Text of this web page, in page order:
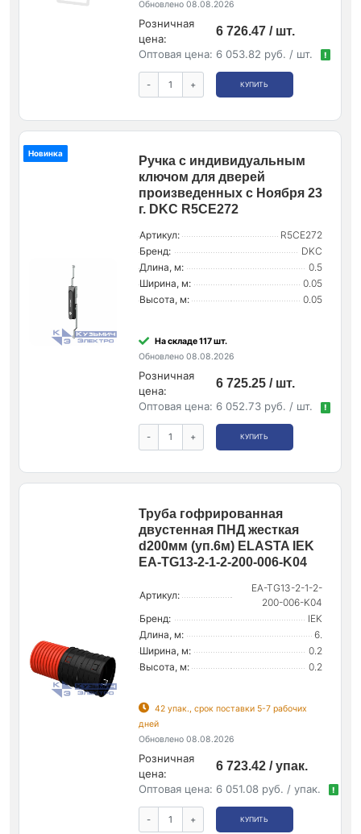
Обновлено 08.08.2026
Розничная
цена:
6 726.47 / шт.
Оптовая цена: 6 053.82 руб. / шт. !
- + КУПИТЬ
Новинка
Ручка с индивидуальным
ключом для дверей
произведенных с Ноября 23
г. DKC R5CE272
Артикул:
R5CE272
Бренд:
DKC
Длина, м:
0.5
Ширина, м:
0.05
Высота, м:
0.05
На складе 117 шт.
Обновлено 08.08.2026
Розничная
цена:
6 725.25 / шт.
Оптовая цена: 6 052.73 руб. / шт. !
- + КУПИТЬ
Труба гофрированная
двустенная ПНД жесткая
d200мм (уп.6м) ELASTA IEK
EA-TG13-2-1-2-200-006-K04
Артикул:
EA-TG13-2-1-2-
200-006-K04
Бренд:
IEK
Длина, м:
6.
Ширина, м:
0.2
Высота, м:
0.2
42 упак., срок поставки 5-7 рабочих
дней
Обновлено 08.08.2026
Розничная
цена:
6 723.42 / упак.
Оптовая цена: 6 051.08 руб. / упак. !
- + КУПИТЬ